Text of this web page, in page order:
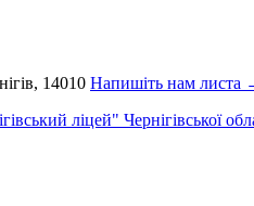
14010 Напишіть нам листа
ліцей" Чернігівської